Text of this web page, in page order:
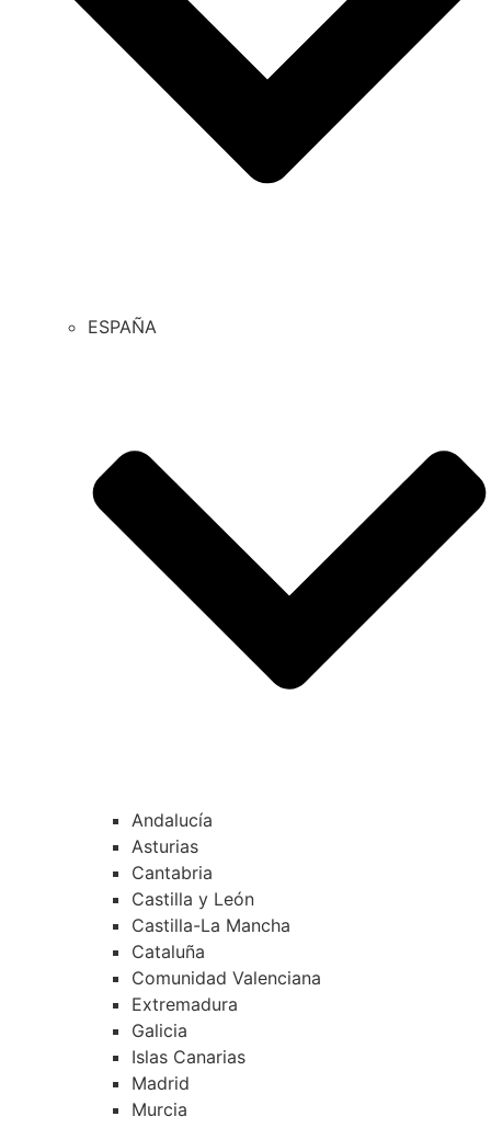
ESPAÑA
Andalucía
Asturias
Cantabria
Castilla y León
Castilla-La Mancha
Cataluña
Comunidad Valenciana
Extremadura
Galicia
Islas Canarias
Madrid
Murcia